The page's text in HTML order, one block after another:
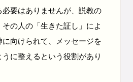
要はありませんが、説教の
の人の「生きた証し」によ
向けられて、メッセージを
に整えるという役割があり